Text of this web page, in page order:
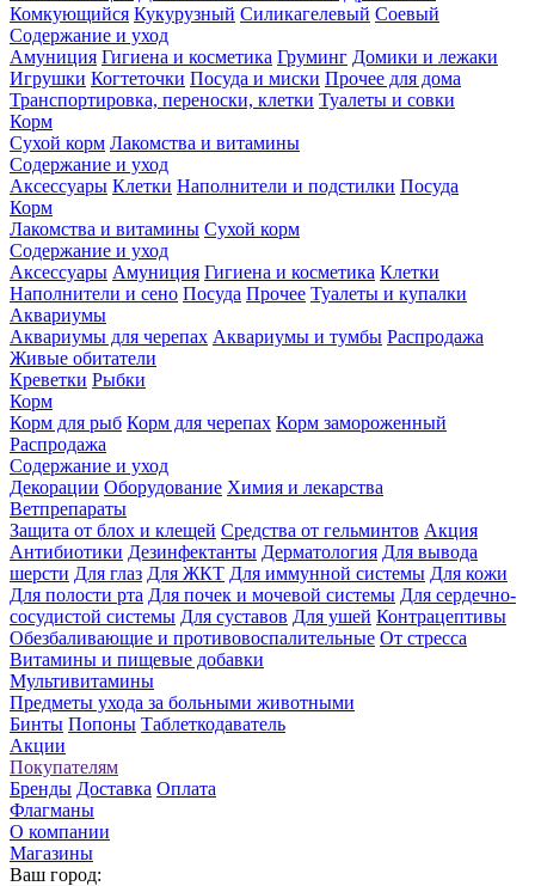
Комкующийся Кукурузный Силикагелевый Соевый
Содержание и уход
Амуниция Гигиена и косметика Груминг Домики и лежаки
Игрушки Когтеточки Посуда и миски Прочее для дома
Транспортировка, переноски, клетки Туалеты и совки
Корм
Сухой корм Лакомства и витамины
Содержание и уход
Аксессуары Клетки Наполнители и подстилки Посуда
Корм
Лакомства и витамины Сухой корм
Содержание и уход
Аксессуары Амуниция Гигиена и косметика Клетки
Наполнители и сено Посуда Прочее Туалеты и купалки
Аквариумы
Аквариумы для черепах Аквариумы и тумбы Распродажа
Живые обитатели
Креветки Рыбки
Корм
Корм для рыб Корм для черепах Корм замороженный
Распродажа
Содержание и уход
Декорации Оборудование Химия и лекарства
Ветпрепараты
Защита от блох и клещей Средства от гельминтов Акция
Антибиотики Дезинфектанты Дерматология Для вывода
шерсти Для глаз Для ЖКТ Для иммунной системы Для кожи
Для полости рта Для почек и мочевой системы Для сердечно-
сосудистой системы Для суставов Для ушей Контрацептивы
Обезбаливающие и противовоспалительные От стресса
Витамины и пищевые добавки
Мультивитамины
Предметы ухода за больными животными
Бинты Попоны Таблеткодаватель
Акции
Покупателям
Бренды Доставка Оплата
Флагманы
О компании
Магазины
Ваш город: